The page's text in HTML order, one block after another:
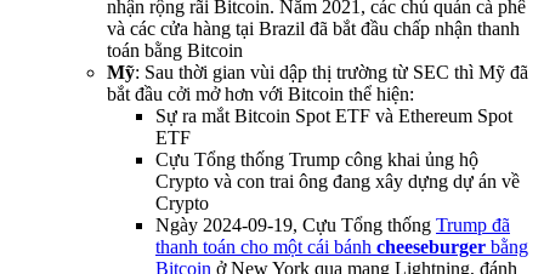
nhận rộng rãi Bitcoin. Năm 2021, các chủ quán cà phê
và các cửa hàng tại Brazil đã bắt đầu chấp nhận thanh
toán bằng Bitcoin
Mỹ: Sau thời gian vùi dập thị trường từ SEC thì Mỹ đã
bắt đầu cởi mở hơn với Bitcoin thể hiện:
Sự ra mắt Bitcoin Spot ETF và Ethereum Spot
ETF
Cựu Tổng thống Trump công khai ủng hộ
Crypto và con trai ông đang xây dựng dự án về
Crypto
Ngày 2024-09-19, Cựu Tổng thống Trump đã
thanh toán cho một cái bánh cheeseburger bằng
Bitcoin ở New York qua mạng Lightning, đánh